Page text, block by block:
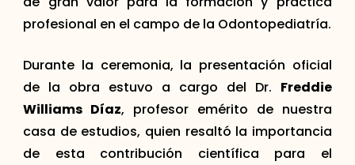
profesional en el campo de la Odontopediatría.
Durante la ceremonia, la presentación oficial
de la obra estuvo a cargo del Dr. Freddie
Williams Díaz, profesor emérito de nuestra
casa de estudios, quien resaltó la importancia
de esta contribución científica para el